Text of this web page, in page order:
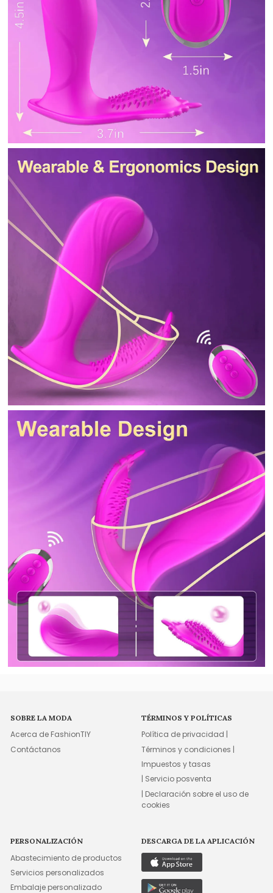
SOBRE LA MODA
Acerca de FashionTIY
Contáctanos
TÉRMINOS Y POLÍTICAS
Política de privacidad |
Términos y condiciones |
Impuestos y tasas
| Servicio posventa
| Declaración sobre el uso de
cookies
PERSONALIZACIÓN
Abastecimiento de productos
Servicios personalizados
Embalaje personalizado
DESCARGA DE LA APLICACIÓN